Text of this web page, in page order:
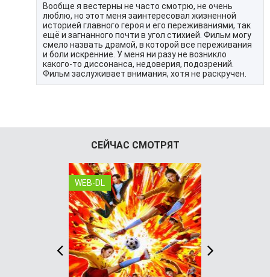
Вообще я вестерны не часто смотрю, не очень
люблю, но этот меня заинтересовал жизненной
историей главного героя и его переживаниями, так
ещё и загнанного почти в угол стихией. Фильм могу
смело назвать драмой, в которой все переживания
и боли искренние. У меня ни разу не возникло
какого-то диссонанса, недоверия, подозрений.
Фильм заслуживает внимания, хотя не раскручен.
СЕЙЧАС СМОТРЯТ
WEB-DL